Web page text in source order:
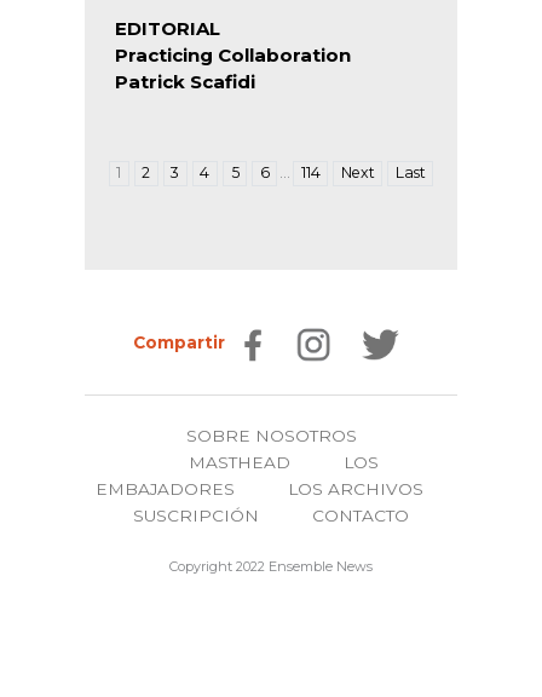
EDITORIAL
Practicing Collaboration
Patrick Scafidi
1 2 3 4 5 6 114 Next Last
Compartir
SOBRE NOSOTROS
MASTHEAD
LOS
EMBAJADORES
LOS ARCHIVOS
SUSCRIPCIÓN
CONTACTO
Copyright 2022 Ensemble News